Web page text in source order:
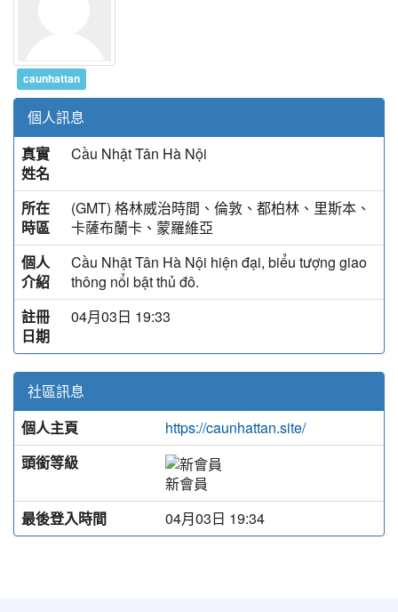
caunhattan
個人訊息
真實
姓名
Cầu Nhật Tân Hà Nội
所在
時區
(GMT) 格林威治時間、倫敦、都柏林、里斯本、
卡薩布蘭卡、蒙羅維亞
個人
介紹
Cầu Nhật Tân Hà Nội hiện đại, biểu tượng giao
thông nổi bật thủ đô.
註冊
日期
04月03日 19:33
社區訊息
個人主頁
https://caunhattan.site/
頭銜等級
新會員
最後登入時間
04月03日 19:34